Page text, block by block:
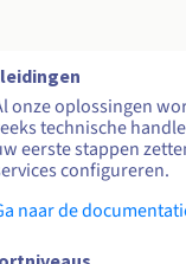
onze oplossingen
technische
eerste stappen
configureren.
naar de